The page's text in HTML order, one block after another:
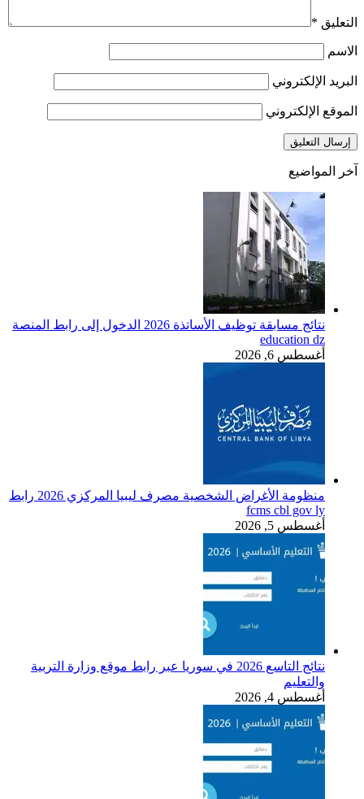
التعليق *
الاسم
البريد الإلكتروني
الموقع الإلكتروني
آخر المواضيع
نتائج مسابقة توظيف الأساتذة 2026 الدخول إلى رابط المنصة
education dz
أغسطس 6, 2026
منظومة الأغراض الشخصية مصرف ليبيا المركزي 2026 رابط
fcms cbl gov ly
أغسطس 5, 2026
نتائج التاسع 2026 في سوريا عبر رابط موقع وزارة التربية
والتعليم
أغسطس 4, 2026